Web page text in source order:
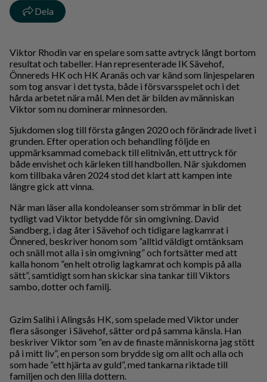
Dela
Viktor Rhodin var en spelare som satte avtryck långt bortom
resultat och tabeller. Han representerade IK Sävehof,
Önnereds HK och HK Aranäs och var känd som linjespelaren
som tog ansvar i det tysta, både i försvarsspelet och i det
hårda arbetet nära mål. Men det är bilden av människan
Viktor som nu dominerar minnesorden.
Sjukdomen slog till första gången 2020 och förändrade livet i
grunden. Efter operation och behandling följde en
uppmärksammad comeback till elitnivån, ett uttryck för
både envishet och kärleken till handbollen. När sjukdomen
kom tillbaka våren 2024 stod det klart att kampen inte
längre gick att vinna.
När man läser alla kondoleanser som strömmar in blir det
tydligt vad Viktor betydde för sin omgivning. David
Sandberg, i dag åter i Sävehof och tidigare lagkamrat i
Önnered, beskriver honom som ”alltid väldigt omtänksam
och snäll mot alla i sin omgivning” och fortsätter med att
kalla honom ”en helt otrolig lagkamrat och kompis på alla
sätt”, samtidigt som han skickar sina tankar till Viktors
sambo, dotter och familj.
Gzim Salihi i Alingsås HK, som spelade med Viktor under
flera säsonger i Sävehof, sätter ord på samma känsla. Han
beskriver Viktor som ”en av de finaste människorna jag stött
på i mitt liv”, en person som brydde sig om allt och alla och
som hade ”ett hjärta av guld”, med tankarna riktade till
familjen och den lilla dottern.